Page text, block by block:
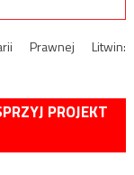
Prawnej Litwin:
PROJEKT